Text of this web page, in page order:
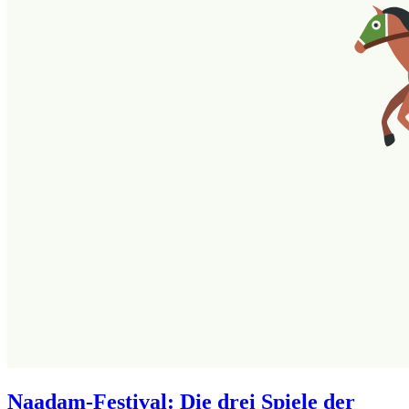
Naadam-Festival: Die drei Spiele der